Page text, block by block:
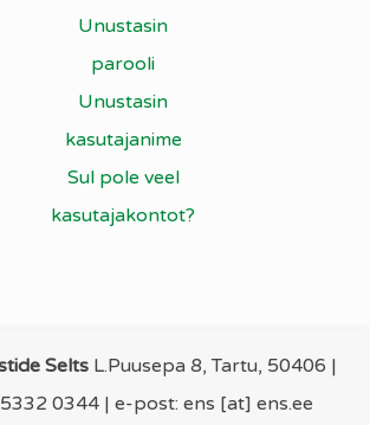
Unustasin
parooli
Unustasin
kasutajanime
Sul pole veel
kasutajakontot?
SeltsL.Puusepa 8, Tartu, 50406 |
0344 | e-post: ens [at] ens.ee